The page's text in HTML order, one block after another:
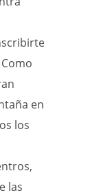
en
los
las